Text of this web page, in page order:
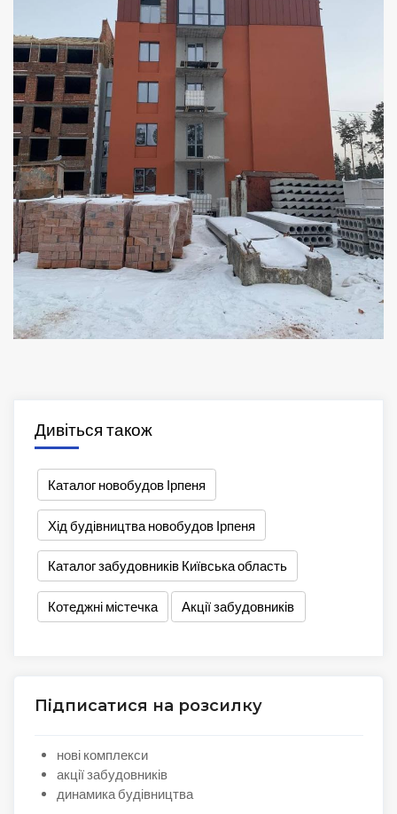
Дивіться також
Каталог новобудов Ірпеня
Хід будівництва новобудов Ірпеня
Каталог забудовників Київська область
Котеджні містечка Акції забудовників
Підписатися на розсилку
нові комплекси
акції забудовників
динамика будівництва